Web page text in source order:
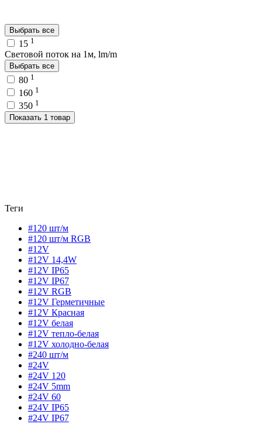
Выбрать все
15 1
Световой поток на 1м, lm/m
Выбрать все
80 1
160 1
350 1
Показать 1 товар
Теги
#120 шт/м
#120 шт/м RGB
#12V
#12V 14,4W
#12V IP65
#12V IP67
#12V RGB
#12V Герметичные
#12V Красная
#12V белая
#12V тепло-белая
#12V холодно-белая
#240 шт/м
#24V
#24V 120
#24V 5mm
#24V 60
#24V IP65
#24V IP67